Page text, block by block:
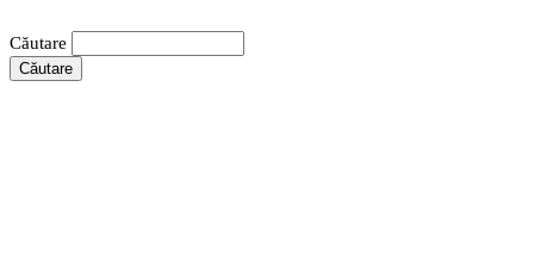
Căutare